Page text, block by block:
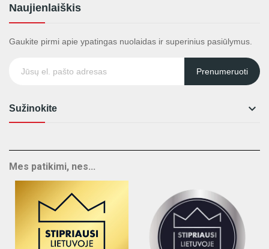
Naujienlaiškis
Gaukite pirmi apie ypatingas nuolaidas ir superinius pasiūlymus.
Prenumeruoti
Sužinokite 
Mes patikimi, nes...